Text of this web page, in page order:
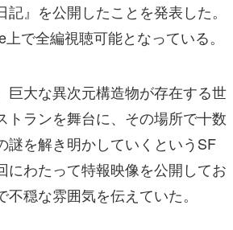
』を公開したことを発表した。
で全編視聴可能となっている。
巨大な異次元構造物が存在する世
トランを舞台に、その場所で十数
謎を解き明かしていくというSF
にわたって特報映像を公開してお
不穏な雰囲気を伝えていた。